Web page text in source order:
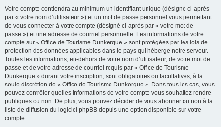
Votre compte contiendra au minimum un identifiant unique (désigné ci-après
par « votre nom d’utilisateur ») et un mot de passe personnel vous permettant
de vous connecter à votre compte (désigné ci-après par « votre mot de
passe ») et une adresse de courriel personnelle. Les informations de votre
compte sur « Office de Tourisme Dunkerque » sont protégées par les lois de
protection des données applicables dans le pays qui héberge notre serveur.
Toutes les informations, en-dehors de votre nom d’utilisateur, de votre mot de
passe et de votre adresse de courriel requis par « Office de Tourisme
Dunkerque » durant votre inscription, sont obligatoires ou facultatives, à la
seule discrétion de « Office de Tourisme Dunkerque ». Dans tous les cas, vous
pouvez contrôler quelles informations de votre compte vous souhaitez rendre
publiques ou non. De plus, vous pouvez décider de vous abonner ou non à la
liste de diffusion du logiciel phpBB depuis une option disponible sur votre
compte.